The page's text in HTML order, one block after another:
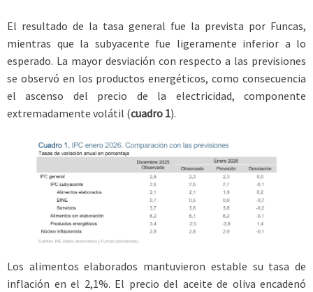
El resultado de la tasa general fue la prevista por Funcas,
mientras que la subyacente fue ligeramente inferior a lo
esperado. La mayor desviación con respecto a las previsiones
se observó en los productos energéticos, como consecuencia
el ascenso del precio de la electricidad, componente
extremadamente volátil (cuadro 1).
Los alimentos elaborados mantuvieron estable su tasa de
inflación en el 2,1%. El precio del aceite de oliva encadenó